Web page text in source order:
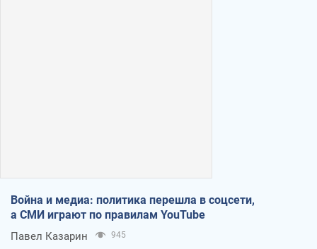
Война и медиа: политика перешла в соцсети,
а СМИ играют по правилам YouTube
Павел Казарин 945